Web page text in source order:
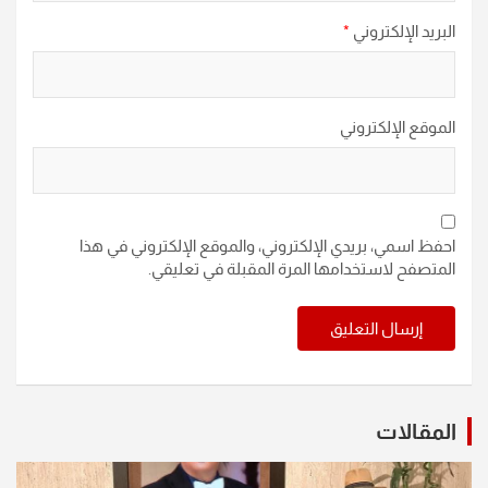
البريد الإلكتروني *
الموقع الإلكتروني
احفظ اسمي، بريدي الإلكتروني، والموقع الإلكتروني في هذا
المتصفح لاستخدامها المرة المقبلة في تعليقي.
المقالات